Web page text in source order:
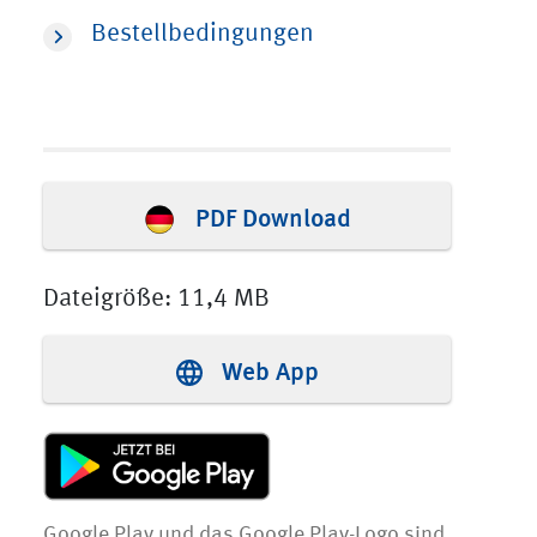
Bestellbedingungen
PDF Download
Dateigröße: 11,4 MB
Web App